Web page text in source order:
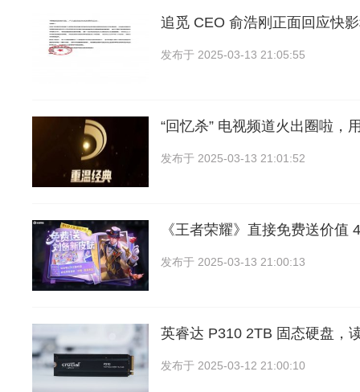
追觅 CEO 俞浩刚正面回应快
发布于 2025-03-13 21:05:55
“回忆杀” 电视频道火出圈啦，
发布于 2025-03-13 21:01:52
《王者荣耀》直接免费送价值
发布于 2025-03-13 21:00:13
英睿达 P310 2TB 固态硬盘，
发布于 2025-03-12 21:00:10